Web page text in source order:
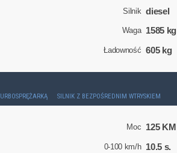
Silnik diesel
Waga 1585 kg
Ładowność 605 kg
SILNIK Z BEZPOŚREDNIM WTRYSKIEM
Moc 125 KM
0-100 km/h 10.5 s.